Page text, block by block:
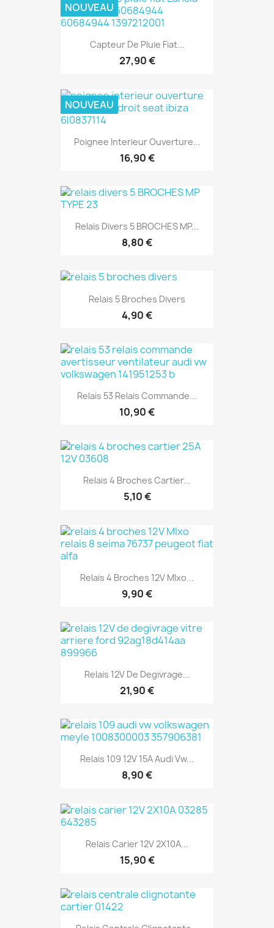
Capteur De Pluie Fiat...
27,90 €
NOUVEAU
Poignee Interieur Ouverture...
16,90 €
NOUVEAU
Relais Divers 5 BROCHES MP...
8,80 €
Relais 5 Broches Divers
4,90 €
Relais 53 Relais Commande...
10,90 €
Relais 4 Broches Cartier...
5,10 €
Relais 4 Broches 12V MIxo...
9,90 €
Relais 12V De Degivrage...
21,90 €
Relais 109 12V 15A Audi Vw...
8,90 €
Relais Carier 12V 2X10A...
15,90 €